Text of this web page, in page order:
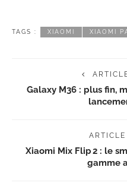
TAGS : XIAOMI XIAOMI
Galaxy M36 : plus fin,
Xiaomi Mix Flip 2 : le
gamme